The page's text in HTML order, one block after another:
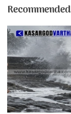
Recommended